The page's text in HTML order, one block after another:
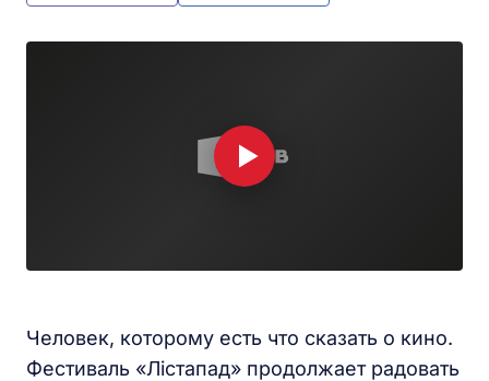
Человек, которому есть что сказать о кино.
Фестиваль «Лістапад» продолжает радовать